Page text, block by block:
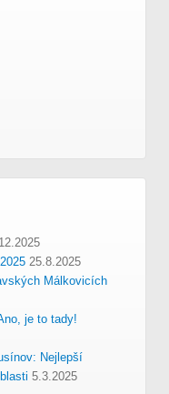
25.8.2025
Málkovicích
je to tady!
Nejlepší
5.3.2025